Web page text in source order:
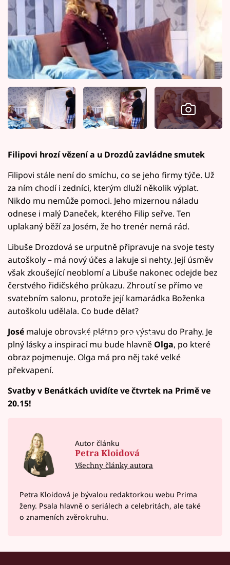
Filipovi hrozí vězení a u Drozdů zavládne smutek
Filipovi stále není do smíchu, co se jeho firmy týče. Už
za ním chodí i zedníci, kterým dluží několik výplat.
Nikdo mu nemůže pomoci. Jeho mizernou náladu
odnese i malý Daneček, kterého Filip seřve. Ten
uplakaný běží za Josém, že ho trenér nemá rád.
Libuše Drozdová se urputně připravuje na svoje testy
autoškoly – má nový účes a lakuje si nehty. Její úsměv
však zkoušející neoblomí a Libuše nakonec odejde bez
čerstvého řidičského průkazu. Zhroutí se přímo ve
svatebním salonu, protože její kamarádka Boženka
autoškolu udělala. Co bude dělat?
Failed to fetch
José maluje obrovské plátno pro výstavu do Prahy. Je
plný lásky a inspirací mu bude hlavně Olga, po které
obraz pojmenuje. Olga má pro něj také velké
překvapení.
Svatby v Benátkách uvidíte ve čtvrtek na Primě ve
20.15!
Autor článku
Petra Kloidová
Všechny články autora
Petra Kloidová je bývalou redaktorkou webu Prima
ženy. Psala hlavně o seriálech a celebritách, ale také
o znameních zvěrokruhu.